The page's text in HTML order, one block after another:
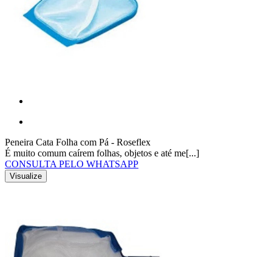
Peneira Cata Folha com Pá - Roseflex
É muito comum caírem folhas, objetos e até me[...]
CONSULTA PELO WHATSAPP
Visualize